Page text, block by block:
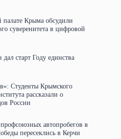
Крыма обсудили
суверенитета в цифровой
старт Году единства
Студенты Крымского
рассказали о
России
автопробегов в
пересеклись в Керчи